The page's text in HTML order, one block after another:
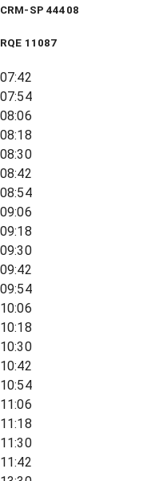
CRM-SP 44408
RQE 11087
07:42
07:54
08:06
08:18
08:30
08:42
08:54
09:06
09:18
09:30
09:42
09:54
10:06
10:18
10:30
10:42
10:54
11:06
11:18
11:30
11:42